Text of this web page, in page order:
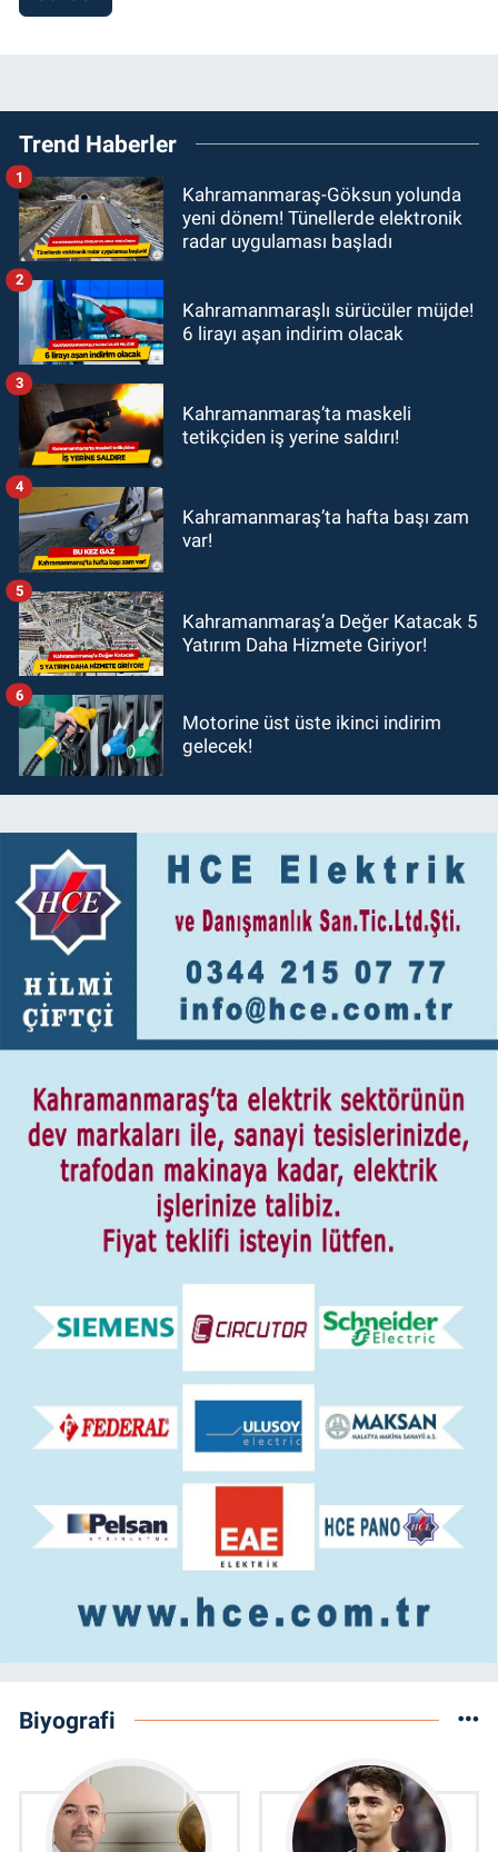
Trend Haberler
Kahramanmaraş-Göksun yolunda
yeni dönem! Tünellerde elektronik
radar uygulaması başladı
1
Kahramanmaraşlı sürücüler müjde!
6 lirayı aşan indirim olacak
2
Kahramanmaraş’ta maskeli
tetikçiden iş yerine saldırı!
3
Kahramanmaraş’ta hafta başı zam
var!
4
Kahramanmaraş’a Değer Katacak 5
Yatırım Daha Hizmete Giriyor!
5
Motorine üst üste ikinci indirim
gelecek!
6
Biyografi